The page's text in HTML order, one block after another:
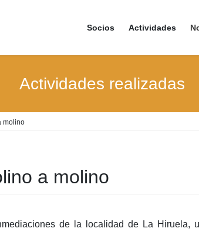
Socios Actividades
Actividades realizadas
molino
a molino
de la localidad de La Hiruela,